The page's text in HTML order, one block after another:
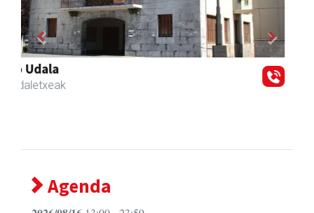
Hiru Jatetxea
Andoain - Tabernak
Previous Next
Agenda